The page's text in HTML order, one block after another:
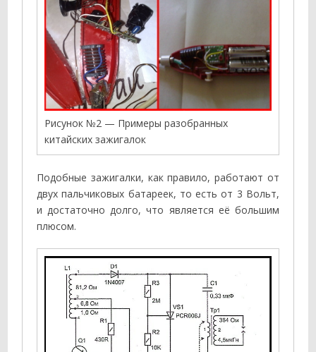
Рисунок №2 — Примеры разобранных
китайских зажигалок
Подобные зажигалки, как правило, работают от
двух пальчиковых батареек, то есть от 3 Вольт,
и достаточно долго, что является её большим
плюсом.